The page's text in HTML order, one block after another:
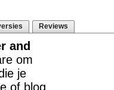
Reviews
and
om
je
of blog